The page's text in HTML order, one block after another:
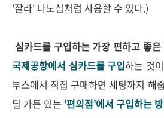
'잘라' 나노심처럼 사용할 수 있다.)
심카드를 구입하는 가장 편하고 좋
국제공항에서 심카드를 구입하는 것
부스에서 직접 구매하면 세팅까지 해
딜 가든 있는 '편의점'에서 구입하는